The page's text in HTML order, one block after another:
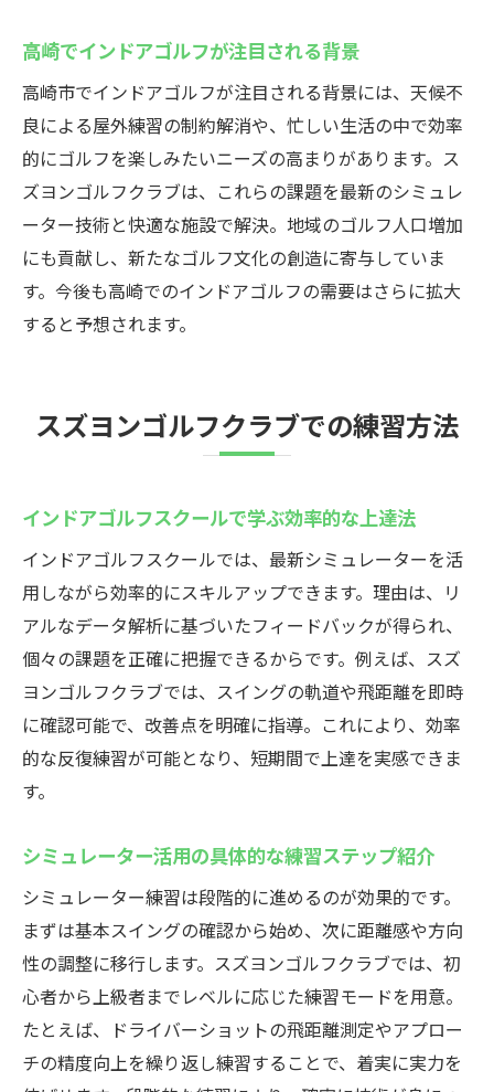
フ環境
高崎で広がる手ぶらゴルフの新しい楽しみ
方
手軽さと本格設備を両立した練習体験を紹
介
荷物の心配不要でゴルフをもっと身近に
スズヨンで初心者も安心のゴルフレッスン
インドアゴルフスクールで基礎から丁寧に
指導
プロ指導による正しいスイング習得のポイ
初心者向け体験コースの魅力を徹底解説
個別指導で着実に上達できるレッスン環境
高崎でゴルフを始めるならスズヨンがおす
すめ
高崎市で快適なゴルフ練習を体験しよう
インドアゴルフスクールなら天候を気にせ
ず練習
快適環境で集中できる高崎の練習スポット
設備充実のインドア施設で効率的なトレー
ニング
仕事終わりでも通いやすいアクセスの魅力
高崎で人気のインドアゴルフ練習場の特徴
ライフスタイルに合わせた練習プランを提
案
プロも満足のインドアゴルフ施設紹介
高崎でインドアゴルフが注目される背景
高崎市でインドアゴルフが注目される背景には、天候不
良による屋外練習の制約解消や、忙しい生活の中で効率
的にゴルフを楽しみたいニーズの高まりがあります。ス
ズヨンゴルフクラブは、これらの課題を最新のシミュレ
ーター技術と快適な施設で解決。地域のゴルフ人口増加
にも貢献し、新たなゴルフ文化の創造に寄与していま
す。今後も高崎でのインドアゴルフの需要はさらに拡大
すると予想されます。
スズヨンゴルフクラブでの練習方法
インドアゴルフスクールで学ぶ効率的な上達法
インドアゴルフスクールでは、最新シミュレーターを活
用しながら効率的にスキルアップできます。理由は、リ
アルなデータ解析に基づいたフィードバックが得られ、
個々の課題を正確に把握できるからです。例えば、スズ
ヨンゴルフクラブでは、スイングの軌道や飛距離を即時
に確認可能で、改善点を明確に指導。これにより、効率
的な反復練習が可能となり、短期間で上達を実感できま
す。
シミュレーター活用の具体的な練習ステップ紹介
シミュレーター練習は段階的に進めるのが効果的です。
まずは基本スイングの確認から始め、次に距離感や方向
性の調整に移行します。スズヨンゴルフクラブでは、初
心者から上級者までレベルに応じた練習モードを用意。
たとえば、ドライバーショットの飛距離測定やアプロー
チの精度向上を繰り返し練習することで、着実に実力を